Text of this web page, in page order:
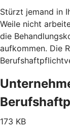
Stürzt jemand in
Weile nicht
die
aufkommen. Die
173 KB